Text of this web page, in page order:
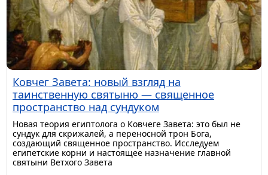
Ковчег Завета: новый взгляд на
таинственную святыню — священное
пространство над сундуком
Новая теория египтолога о Ковчеге Завета: это был не
сундук для скрижалей, а переносной трон Бога,
создающий священное пространство. Исследуем
египетские корни и настоящее назначение главной
святыни Ветхого Завета